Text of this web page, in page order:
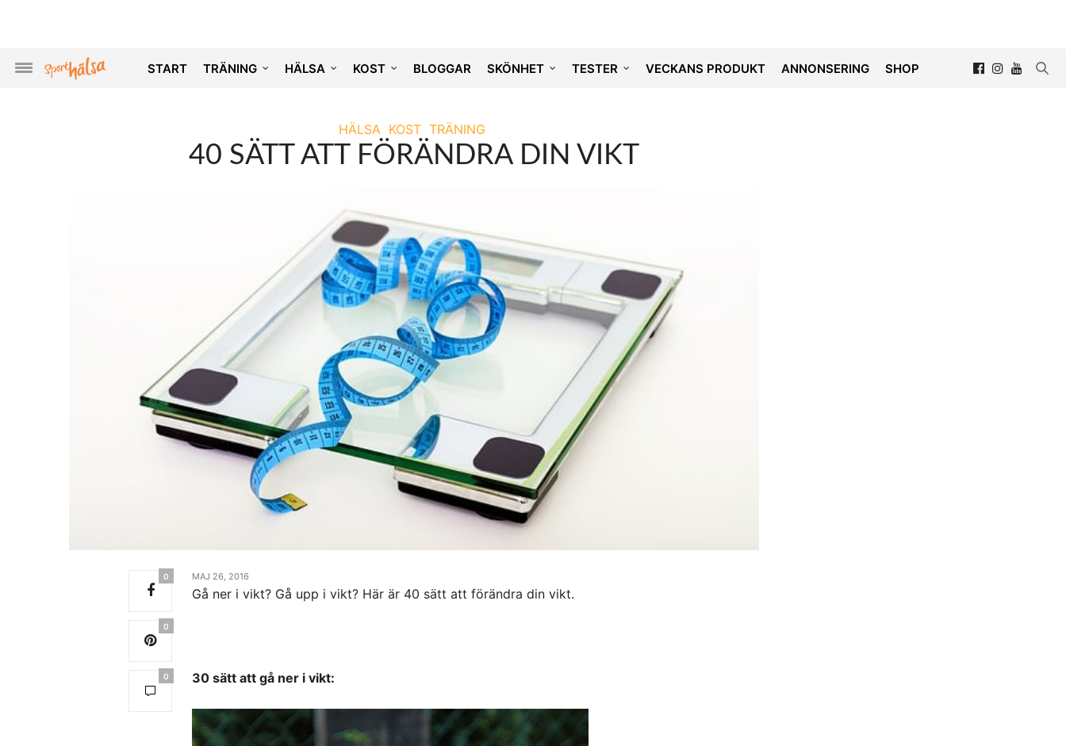
START TRÄNING HÄLSA KOST BLOGGAR SKÖNHET TESTER VECKANS PRODUKT ANNONSERING SHOP
HÄLSA KOST TRÄNING
40 SÄTT ATT FÖRÄNDRA DIN VIKT
0
0
0
MAJ 26, 2016
Gå ner i vikt? Gå upp i vikt? Här är 40 sätt att förändra din vikt.
30 sätt att gå ner i vikt: